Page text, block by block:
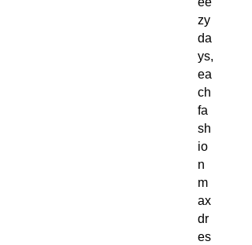
zy
da
ys,
ea
ch
fa
sh
io
n
m
ax
dr
es